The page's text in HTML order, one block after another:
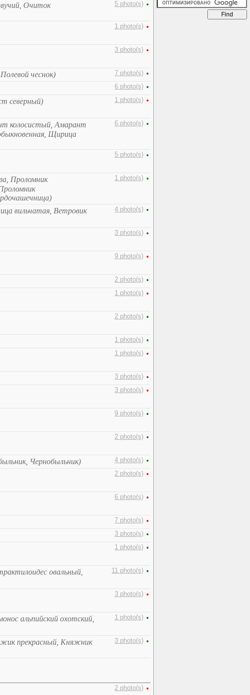
Очиток
5 photo(s) •
1 photo(s) •
3 photo(s) •
чеснок) 7 photo(s) •
6 photo(s) •
северный) 1 photo(s) •
колосистый, Амарант
Щирица
6 photo(s) •
5 photo(s) •
Проломник
1 photo(s) •
вильчатая, Ветровик
4 photo(s) •
3 photo(s) •
9 photo(s) •
2 photo(s) •
1 photo(s) •
2 photo(s) •
1 photo(s) •
1 photo(s) •
3 photo(s) •
3 photo(s) •
9 photo(s) •
2 photo(s) •
Чернобыльник) 4 photo(s) •
2 photo(s) •
6 photo(s) •
7 photo(s) •
3 photo(s) •
1 photo(s) •
овальный,
11 photo(s) •
3 photo(s) •
альпийский охотский,
1 photo(s) •
прекрасный, Княжник
3 photo(s) •
2 photo(s) •